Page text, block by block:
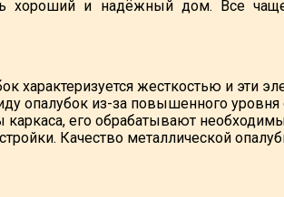
хороший и надёжный дом. Все
характеризуется жесткостью и
опалубок из-за повышенного
его обрабатывают
Качество металлической